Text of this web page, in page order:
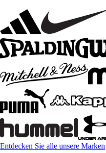
Entdecken Sie alle unsere Marken